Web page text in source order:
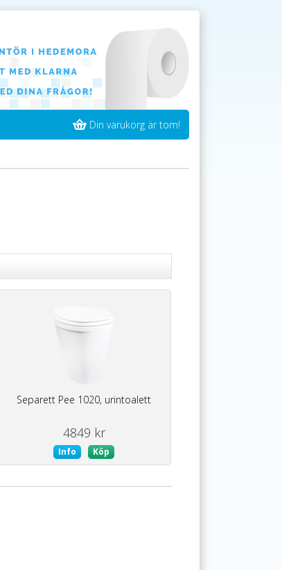
Din varukorg är tom!
Separett Pee 1020, urintoalett
4849 kr
Info Köp